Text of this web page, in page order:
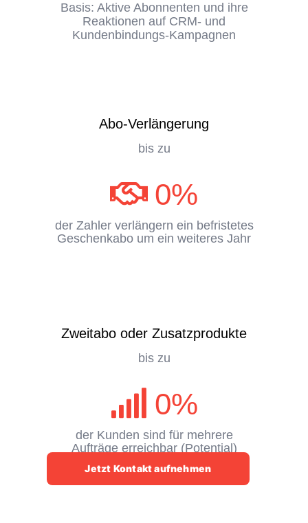
Basis: Aktive Abonnenten und ihre
Reaktionen auf CRM- und
Kundenbindungs-Kampagnen
Abo-Verlängerung
bis zu
0%
der Zahler verlängern ein befristetes
Geschenkabo um ein weiteres Jahr
Zweitabo oder Zusatzprodukte
bis zu
0%
der Kunden sind für mehrere
Aufträge erreichbar (Potential)
Jetzt Kontakt aufnehmen